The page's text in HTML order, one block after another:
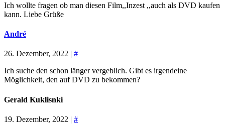
Ich wollte fragen ob man diesen Film,,Inzest ,,auch als DVD kaufen
kann. Liebe Grüße
André
26. Dezember, 2022 | #
Ich suche den schon länger vergeblich. Gibt es irgendeine
Möglichkeit, den auf DVD zu bekommen?
Gerald Kuklisnki
19. Dezember, 2022 | #